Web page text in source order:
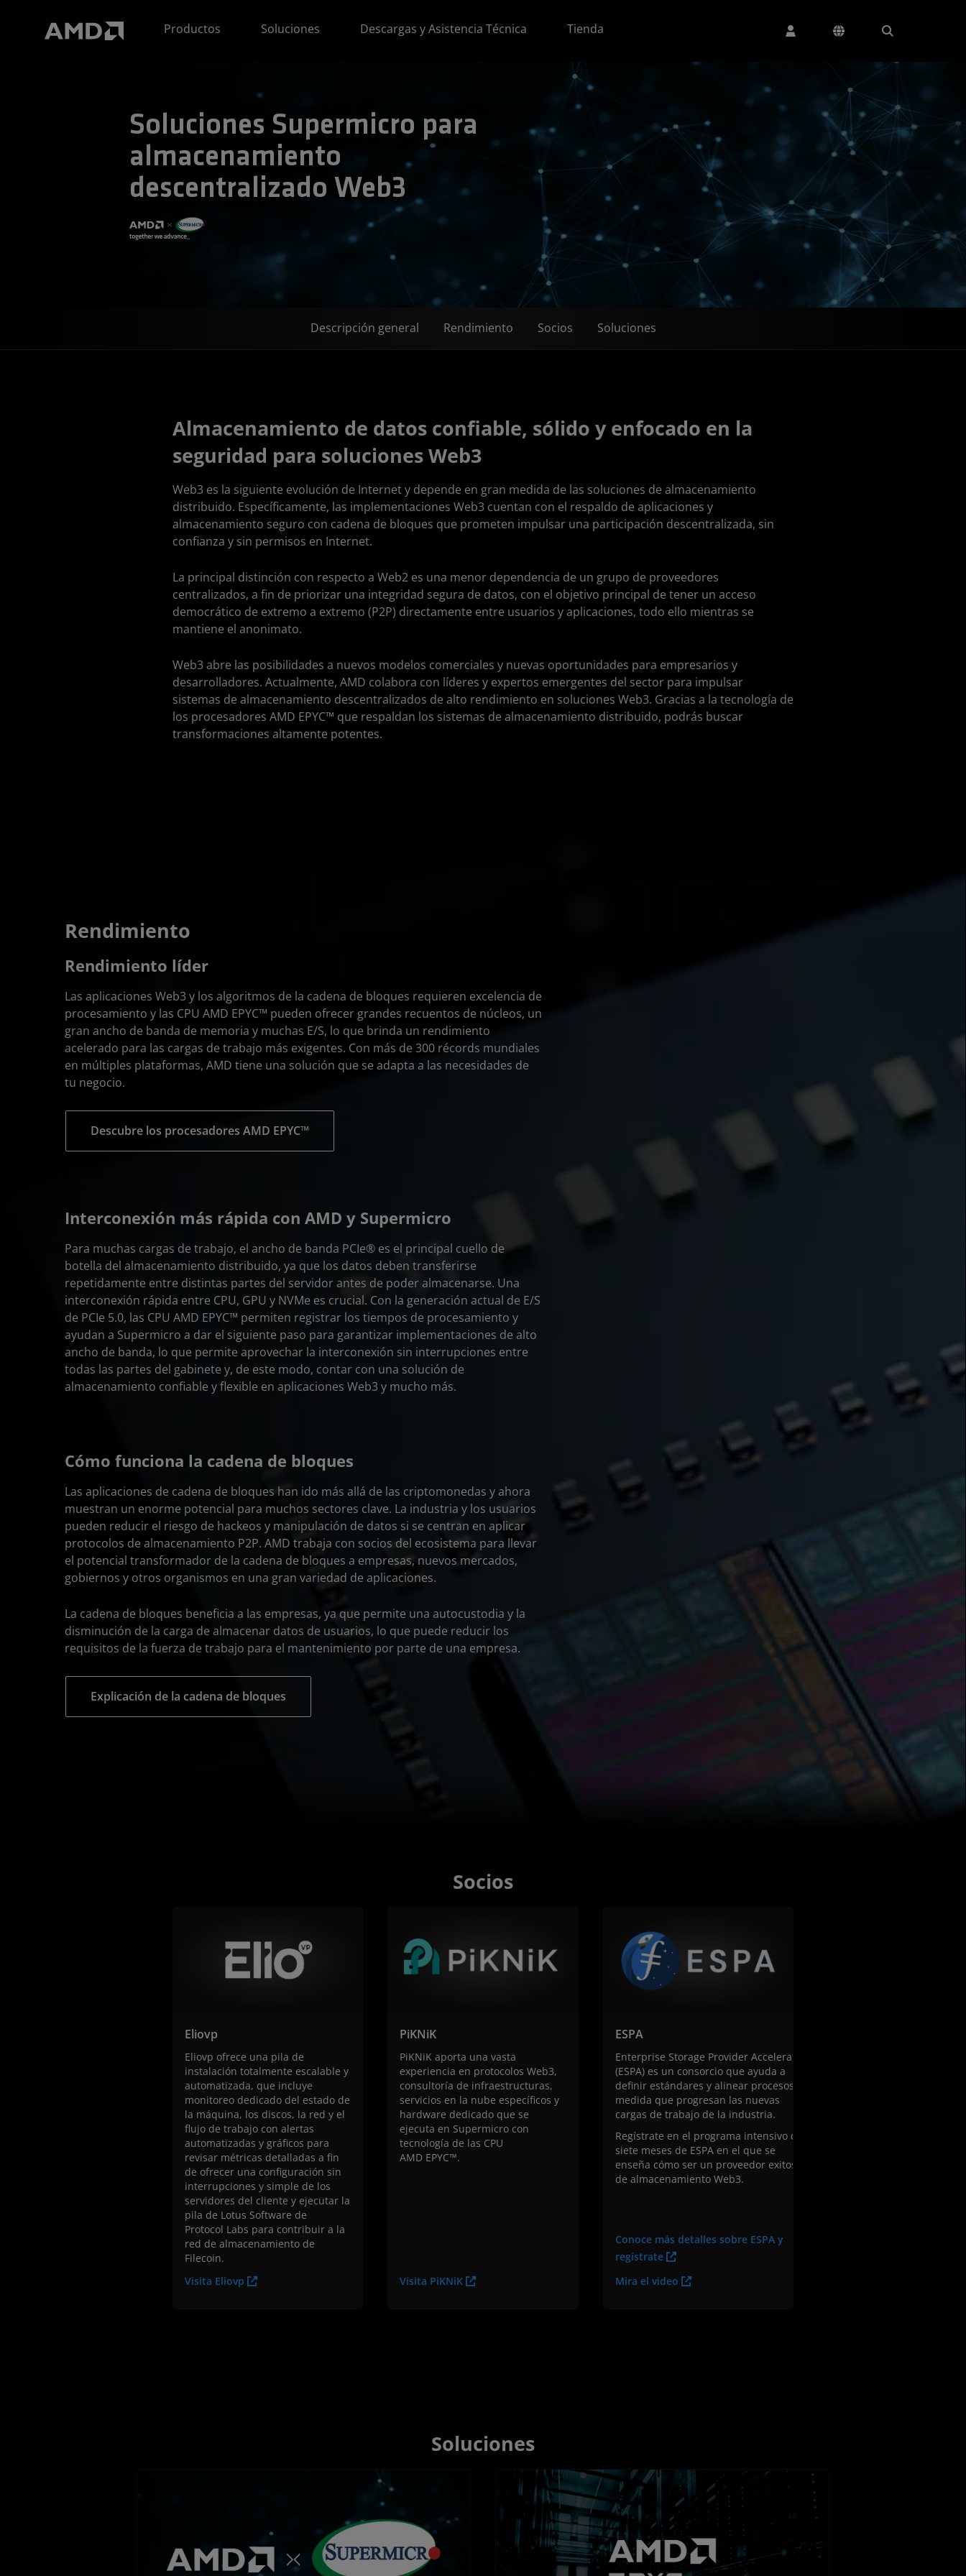
Productos
Soluciones Descargas y Asistencia Técnica Tienda
Soluciones Supermicro para
almacenamiento
descentralizado Web3
Descripción general Rendimiento Socios Soluciones
Almacenamiento de datos confiable, sólido y enfocado en la
seguridad para soluciones Web3
Web3 es la siguiente evolución de Internet y depende en gran medida de las soluciones de almacenamiento
distribuido. Específicamente, las implementaciones Web3 cuentan con el respaldo de aplicaciones y
almacenamiento seguro con cadena de bloques que prometen impulsar una participación descentralizada, sin
confianza y sin permisos en Internet.
La principal distinción con respecto a Web2 es una menor dependencia de un grupo de proveedores
centralizados, a fin de priorizar una integridad segura de datos, con el objetivo principal de tener un acceso
democrático de extremo a extremo (P2P) directamente entre usuarios y aplicaciones, todo ello mientras se
mantiene el anonimato.
Web3 abre las posibilidades a nuevos modelos comerciales y nuevas oportunidades para empresarios y
desarrolladores. Actualmente, AMD colabora con líderes y expertos emergentes del sector para impulsar
sistemas de almacenamiento descentralizados de alto rendimiento en soluciones Web3. Gracias a la tecnología de
los procesadores AMD EPYC™ que respaldan los sistemas de almacenamiento distribuido, podrás buscar
transformaciones altamente potentes.
Rendimiento
Rendimiento líder
Las aplicaciones Web3 y los algoritmos de la cadena de bloques requieren excelencia de
procesamiento y las CPU AMD EPYC™ pueden ofrecer grandes recuentos de núcleos, un
gran ancho de banda de memoria y muchas E/S, lo que brinda un rendimiento
acelerado para las cargas de trabajo más exigentes. Con más de 300 récords mundiales
en múltiples plataformas, AMD tiene una solución que se adapta a las necesidades de
tu negocio.
Descubre los procesadores AMD EPYC™
Interconexión más rápida con AMD y Supermicro
Para muchas cargas de trabajo, el ancho de banda PCIe® es el principal cuello de
botella del almacenamiento distribuido, ya que los datos deben transferirse
repetidamente entre distintas partes del servidor antes de poder almacenarse. Una
interconexión rápida entre CPU, GPU y NVMe es crucial. Con la generación actual de E/S
de PCIe 5.0, las CPU AMD EPYC™ permiten registrar los tiempos de procesamiento y
ayudan a Supermicro a dar el siguiente paso para garantizar implementaciones de alto
ancho de banda, lo que permite aprovechar la interconexión sin interrupciones entre
todas las partes del gabinete y, de este modo, contar con una solución de
almacenamiento confiable y flexible en aplicaciones Web3 y mucho más.
Cómo funciona la cadena de bloques
Las aplicaciones de cadena de bloques han ido más allá de las criptomonedas y ahora
muestran un enorme potencial para muchos sectores clave. La industria y los usuarios
pueden reducir el riesgo de hackeos y manipulación de datos si se centran en aplicar
protocolos de almacenamiento P2P. AMD trabaja con socios del ecosistema para llevar
el potencial transformador de la cadena de bloques a empresas, nuevos mercados,
gobiernos y otros organismos en una gran variedad de aplicaciones.
La cadena de bloques beneficia a las empresas, ya que permite una autocustodia y la
disminución de la carga de almacenar datos de usuarios, lo que puede reducir los
requisitos de la fuerza de trabajo para el mantenimiento por parte de una empresa.
Explicación de la cadena de bloques
Socios
Eliovp
Eliovp ofrece una pila de
instalación totalmente escalable y
automatizada, que incluye
monitoreo dedicado del estado de
la máquina, los discos, la red y el
flujo de trabajo con alertas
automatizadas y gráficos para
revisar métricas detalladas a fin
de ofrecer una configuración sin
interrupciones y simple de los
servidores del cliente y ejecutar la
pila de Lotus Software de
Protocol Labs para contribuir a la
red de almacenamiento de
Filecoin.
Visita Eliovp
PiKNiK
PiKNiK aporta una vasta
experiencia en protocolos Web3,
consultoría de infraestructuras,
servicios en la nube específicos y
hardware dedicado que se
ejecuta en Supermicro con
tecnología de las CPU
AMD EPYC™.
Visita PiKNiK
ESPA
Enterprise Storage Provider Accelerator
(ESPA) es un consorcio que ayuda a
definir estándares y alinear procesos a
medida que progresan las nuevas
cargas de trabajo de la industria.
Regístrate en el programa intensivo de
siete meses de ESPA en el que se
enseña cómo ser un proveedor exitoso
de almacenamiento Web3.
Conoce más detalles sobre ESPA y
regístrate
Mira el video
Soluciones